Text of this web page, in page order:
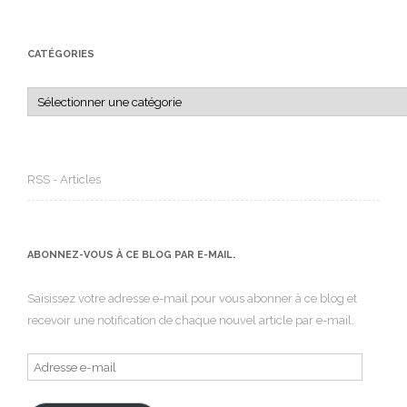
CATÉGORIES
Catégories
RSS - Articles
ABONNEZ-VOUS À CE BLOG PAR E-MAIL.
Saisissez votre adresse e-mail pour vous abonner à ce blog et
recevoir une notification de chaque nouvel article par e-mail.
Adresse
e-